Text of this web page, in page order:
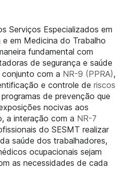
Serviços Especializados em
e em Medicina do Trabalho
fundamental com
de segurança e saúde
com a NR-9 (PPRA),
e controle de riscos
de prevenção que
nocivas aos
a interação com a NR-7
do SESMT realizar
saúde dos trabalhadores,
ocupacionais sejam
as necessidades de cada